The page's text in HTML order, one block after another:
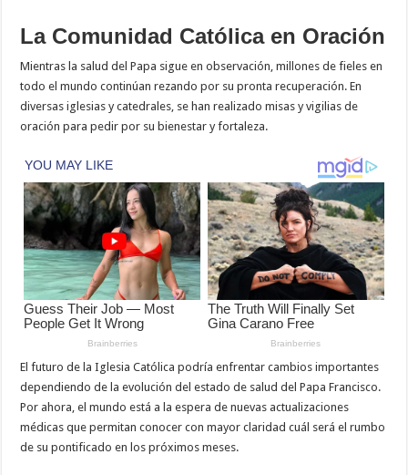
La Comunidad Católica en Oración
Mientras la salud del Papa sigue en observación, millones de fieles en
todo el mundo continúan rezando por su pronta recuperación. En
diversas iglesias y catedrales, se han realizado misas y vigilias de
oración para pedir por su bienestar y fortaleza.
El futuro de la Iglesia Católica podría enfrentar cambios importantes
dependiendo de la evolución del estado de salud del Papa Francisco.
Por ahora, el mundo está a la espera de nuevas actualizaciones
médicas que permitan conocer con mayor claridad cuál será el rumbo
de su pontificado en los próximos meses.